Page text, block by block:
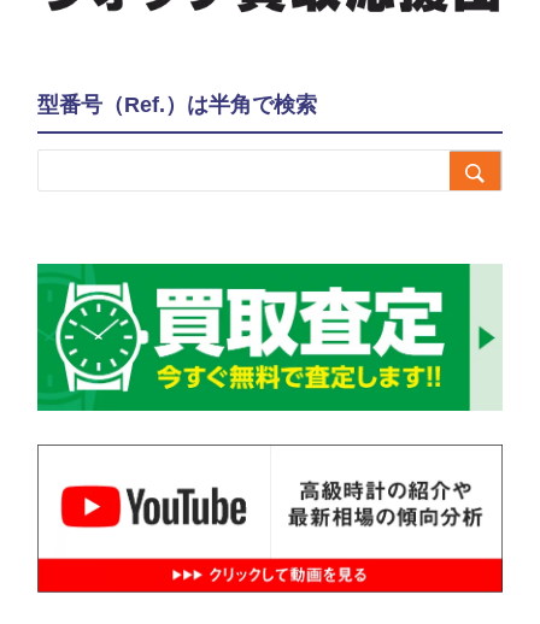
型番号（Ref.）は半角で検索
